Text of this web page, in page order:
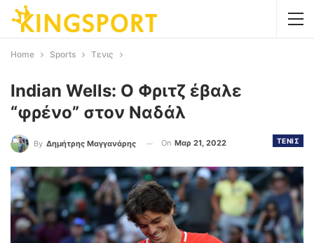
Home Sports Τενις
Indian Wells: Ο Φριτζ έβαλε
“φρένο” στον Ναδάλ
ΤΕΝΙΣ
By Δημήτρης Μαγγανάρης On Μαρ 21, 2022